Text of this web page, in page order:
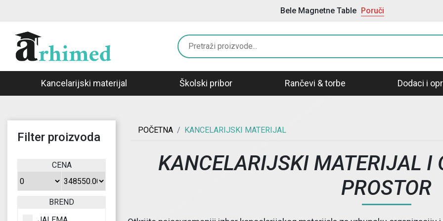
Samolepljive Etikete i Nalepnice
Kancelarijski materijal Školski pribor Rančevi & torbe Dodaci i
Filter proizvoda
CENA
BREND
POČETNA KANCELARIJSKI MATERIJAL
KANCELARIJSKI MATERIJAL I
PROSTOR